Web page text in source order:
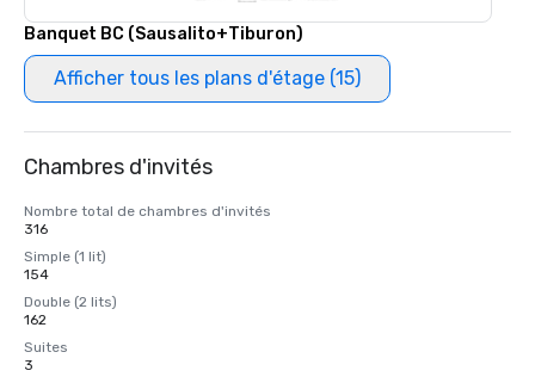
Banquet BC (Sausalito+Tiburon)
Afficher tous les plans d'étage (15)
Chambres d'invités
Nombre total de chambres d'invités
316
Simple (1 lit)
154
Double (2 lits)
162
Suites
3